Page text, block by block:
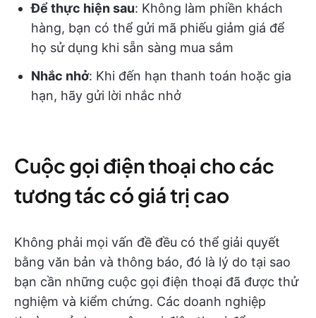
Để thực hiện sau: Không làm phiền khách
hàng, bạn có thể gửi mã phiếu giảm giá để
họ sử dụng khi sẵn sàng mua sắm
Nhắc nhở: Khi đến hạn thanh toán hoặc gia
hạn, hãy gửi lời nhắc nhở
Cuộc gọi điện thoại cho các
tương tác có giá trị cao
Không phải mọi vấn đề đều có thể giải quyết
bằng văn bản và thông báo, đó là lý do tại sao
bạn cần những cuộc gọi điện thoại đã được thử
nghiệm và kiểm chứng. Các doanh nghiệp